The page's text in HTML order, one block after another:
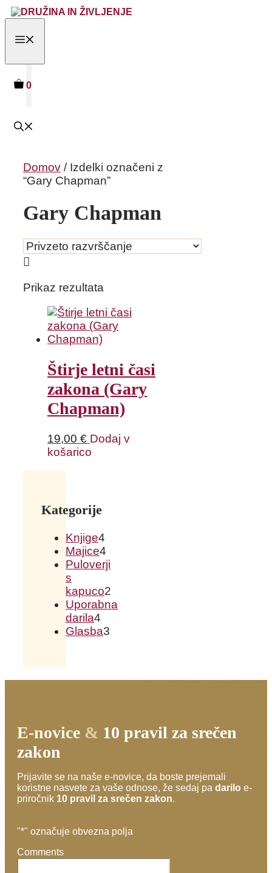
Skip
to
content
0
Domov / Izdelki označeni z
“Gary Chapman”
Gary Chapman
Prikaz rezultata
Štirje letni časi
zakona (Gary
Chapman)
19,00 € Dodaj v
košarico
Kategorije
Knjige4
4
izdelki
Majice4
4
izdelki
Puloverji
s
kapuco2
2
izdelka
Uporabna
darila4
4
Glasba3
E-novice & 10 pravil za srečen
zakon
Prijavite se na naše e-novice, da boste prejemali
koristne nasvete za vaše odnose, že sedaj pa darilo e-
priročnik 10 pravil za srečen zakon.
"*" označuje obvezna polja
Comments